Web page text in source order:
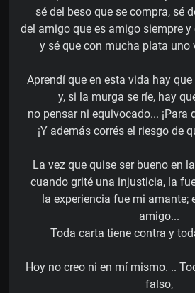
sé del beso que se compra, sé
del amigo que es amigo siempre
y sé que con mucha plata uno
Aprendí que en esta vida hay
y, si la murga se ríe, hay
no pensar ni equivocado... ¡Para
¡Y además corrés el riesgo de
La vez que quise ser bueno en
cuando grité una injusticia, la
la experiencia fue mi amante;
amigo...
Toda carta tiene contra y
Hoy no creo ni en mí mismo. ..
falso,